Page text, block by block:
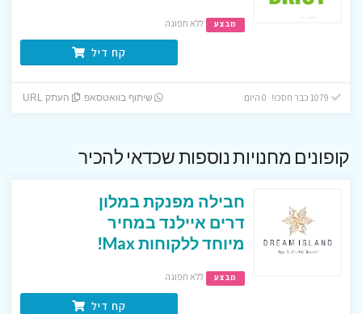
מבצע ללא תפוגה
קח דיל
שיתוף בוואטסאפ העתק URL
קופונים מחנויות נוספות שכדאי להכיר
חבילה מפנקת במלון
דרים איילנד במחיר
מיוחד ללקוחות Max!
מבצע ללא תפוגה
קח דיל